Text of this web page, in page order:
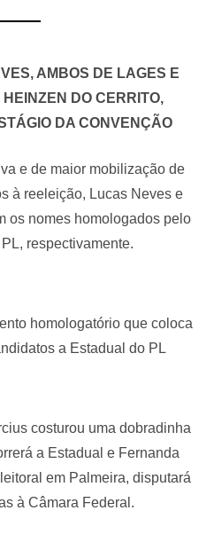
AMBOS DE LAGES E
DO CERRITO,
DA CONVENÇÃO
e de maior mobilização de
à reeleição, Lucas Neves e
os nomes homologados pelo
respectivamente.
homologatório que coloca
a Estadual do PL
costurou uma dobradinha
a Estadual e Fernanda
em Palmeira, disputará
à Câmara Federal.